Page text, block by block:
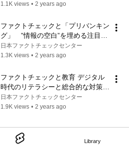
Library
1.1K views • 2 years ago
ファクトチェックと「プリバンキン
グ」　”情報の空白”を埋める注目の
手法【JFC講座 実践編9】
日本ファクトチェックセンター
1.3K views • 2 years ago
ファクトチェックと教育 デジタル
時代のリテラシーと総合的な対策
【JFC講座 実践編10】
日本ファクトチェックセンター
1.9K views • 2 years ago